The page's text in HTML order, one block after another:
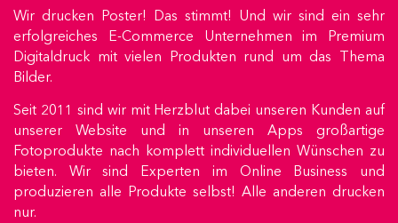
Wir drucken Poster! Das stimmt! Und wir sind ein sehr
erfolgreiches E-Commerce Unternehmen im Premium
Digitaldruck mit vielen Produkten rund um das Thema
Bilder.
Seit 2011 sind wir mit Herzblut dabei unseren Kunden auf
unserer Website und in unseren Apps großartige
Fotoprodukte nach komplett individuellen Wünschen zu
bieten. Wir sind Experten im Online Business und
produzieren alle Produkte selbst! Alle anderen drucken
nur.